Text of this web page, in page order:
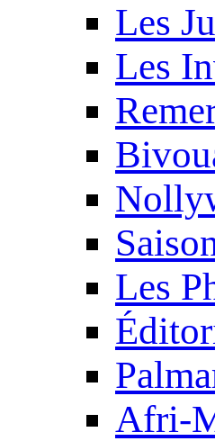
Les
Les
Les
Afri-